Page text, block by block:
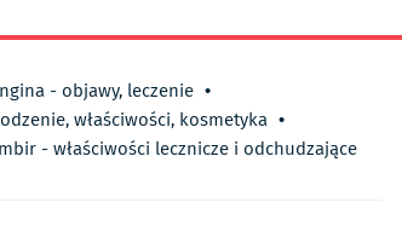
- objawy, leczenie •
właściwości, kosmetyka •
- właściwości lecznicze i odchudzające